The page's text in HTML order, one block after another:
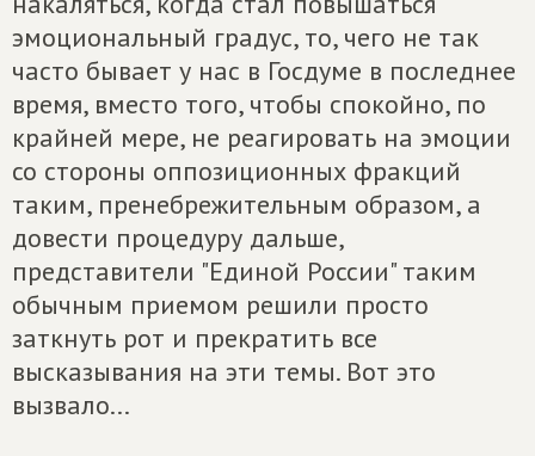
эмоциональный градус, то, чего не так
часто бывает у нас в Госдуме в последнее
время, вместо того, чтобы спокойно, по
крайней мере, не реагировать на эмоции
со стороны оппозиционных фракций
таким, пренебрежительным образом, а
довести процедуру дальше,
представители "Единой России" таким
обычным приемом решили просто
заткнуть рот и прекратить все
высказывания на эти темы. Вот это
вызвало...